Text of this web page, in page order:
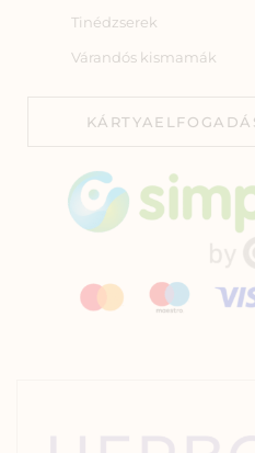
Tinédzserek
Várandós kismamák